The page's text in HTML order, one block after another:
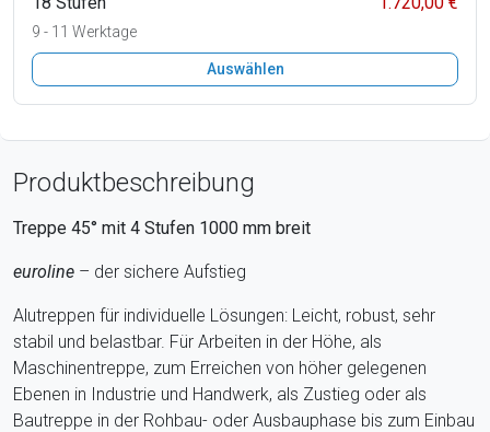
9 - 11 Werktage
Auswählen
Produktbeschreibung
Treppe 45° mit 4 Stufen 1000 mm breit
euroline – der sichere Aufstieg
Alutreppen für individuelle Lösungen: Leicht, robust, sehr
stabil und belastbar. Für Arbeiten in der Höhe, als
Maschinentreppe, zum Erreichen von höher gelegenen
Ebenen in Industrie und Handwerk, als Zustieg oder als
Bautreppe in der Rohbau- oder Ausbauphase bis zum Einbau